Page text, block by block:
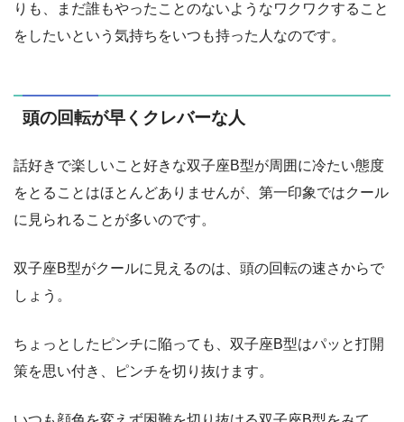
りも、まだ誰もやったことのないようなワクワクすること
をしたいという気持ちをいつも持った人なのです。
頭の回転が早くクレバーな人
話好きで楽しいこと好きな双子座B型が周囲に冷たい態度
をとることはほとんどありませんが、第一印象ではクール
に見られることが多いのです。
双子座B型がクールに見えるのは、頭の回転の速さからで
しょう。
ちょっとしたピンチに陥っても、双子座B型はパッと打開
策を思い付き、ピンチを切り抜けます。